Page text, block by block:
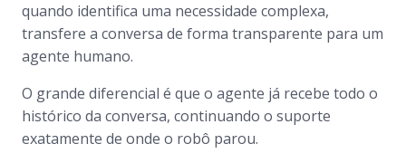
quando identifica uma necessidade complexa,
transfere a conversa de forma transparente para um
agente humano.
O grande diferencial é que o agente já recebe todo o
histórico da conversa, continuando o suporte
exatamente de onde o robô parou.